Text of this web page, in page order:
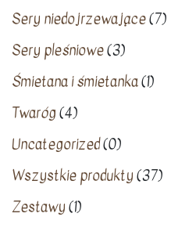
Sery niedojrzewające(7)
Sery pleśniowe(3)
Śmietana i śmietanka(1)
Twaróg(4)
Uncategorized(0)
Wszystkie produkty(37)
Zestawy(1)